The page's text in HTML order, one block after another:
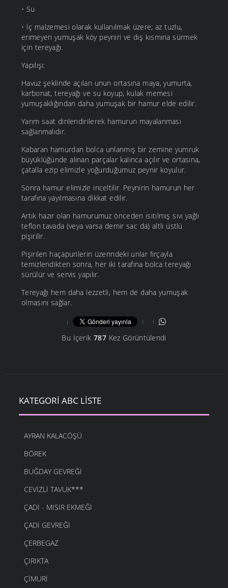
• Su
• İç malzemesi olarak kullanılmak üzere; az tuzlu,
erimeyen yumuşak köy peyniri ve dış kısmına sürmek
için tereyağı.
Yapılışı:
Havuz şeklinde açılan unun ortasına maya, yumurta,
karbonat, tereyağı ve su koyup, kulak memesi
yumuşaklığından daha yumuşak bir hamur elde edilir.
Yarım saat dinlendirilerek hamurun mayalanması
sağlanmalıdır.
Kabaran hamurdan bolca unlanmış bir zemine yumruk
büyüklüğünde alınan parçalar kalınca açılır ve ortasına,
çatalla ezip elimizle yoğurduğumuz peynir koyulur.
Sonra hamur elimizle inceltilir. Peynirin hamurun her
tarafına yayılmasına dikkat edilir.
Artık hazır olan hamurumuz önceden ısıtılmış sıvı yağlı
teflon tavada (veya varsa demir sac da) altlı üstlü
pişirilir.
Pişirilen haçapurilerin üzerindeki unlar fırçayla
temizlendikten sonra, her iki tarafına bolca tereyağı
sürülür ve servis yapılır.
Tereyağı hem daha lezzetli, hem de daha yumuşak
olmasını sağlar.
Bu İçerik 787Kez Görüntülendi
KATEGORI ABC LISTE
AYRAN KALACÖŞÜ
BÖREK
BUĞDAY GEVREĞI
CEVIZLI TAVUK***
ÇADI - MISIR EKMEĞI
ÇADI GEVREĞI
ÇERBEGAZ
ÇIRIKTA
ÇIMURI